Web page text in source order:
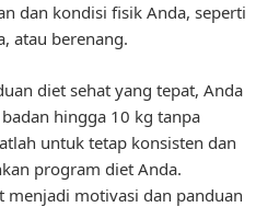
dan kondisi fisik Anda, seperti
atau berenang.
diet sehat yang tepat, Anda
hingga 10 kg tanpa
untuk tetap konsisten dan
program diet Anda.
menjadi motivasi dan panduan